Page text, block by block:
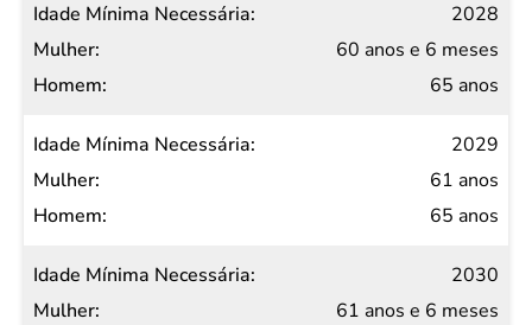
2028
60 anos e 6 meses
65 anos
2029
61 anos
65 anos
2030
61 anos e 6 meses